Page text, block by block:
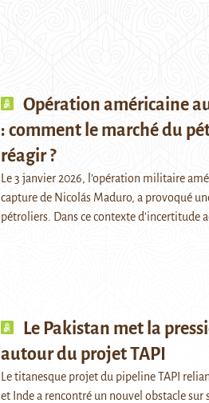
Opération américaine
: comment le marché du
réagir ?
Le 3 janvier 2026, l’opération militaire
capture de Nicolás Maduro, a provoqué
pétroliers. Dans ce contexte d’incertitude
Le Pakistan met la
autour du projet TAPI
Le titanesque projet du pipeline TAPI
et Inde a rencontré un nouvel obstacle sur